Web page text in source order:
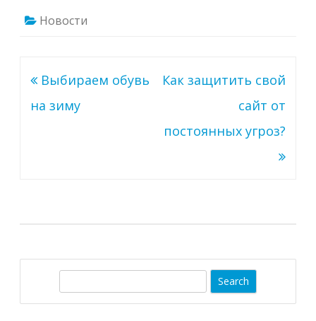
Новости
Навигация
по
Выбираем обувь
на зиму
Как защитить свой
сайт от
постоянных угроз?